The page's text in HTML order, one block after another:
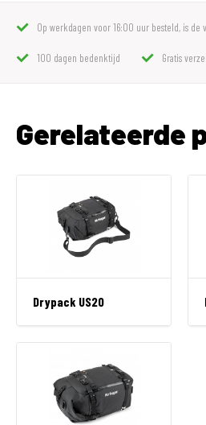
Op werkdagen voor 16:00 uur besteld, is
100 dagen bedenktijd Gratis
Gerelateerde
Drypack US20